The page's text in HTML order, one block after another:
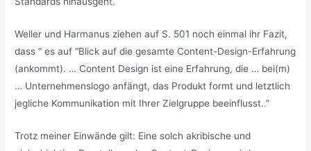
Weller und Harmanus ziehen auf S. 501 noch einmal ihr Fazit,
dass “ es auf “Blick auf die gesamte Content-Design-Erfahrung
(ankommt). … Content Design ist eine Erfahrung, die … bei(m)
… Unternehmenslogo anfängt, das Produkt formt und letztlich
jegliche Kommunikation mit Ihrer Zielgruppe beeinflusst..”
Trotz meiner Einwände gilt: Eine solch akribische und